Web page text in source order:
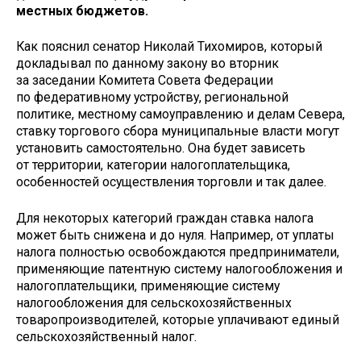
местных бюджетов.
Как пояснил сенатор Николай Тихомиров, который
докладывал по данному закону во вторник
за заседании Комитета Совета Федерации
по федеративному устройству, региональной
политике, местному самоуправлению и делам Севера,
ставку торгового сбора муниципальные власти могут
установить самостоятельно. Она будет зависеть
от территории, категории налогоплательщика,
особенностей осуществления торговли и так далее.
Для некоторых категорий граждан ставка налога
может быть снижена и до нуля. Например, от уплаты
налога полностью освобождаются предприниматели,
применяющие патентную систему налогообложения и
налогоплательщики, применяющие систему
налогообложения для сельскохозяйственных
товаропроизводителей, которые уплачивают единый
сельскохозяйственный налог.